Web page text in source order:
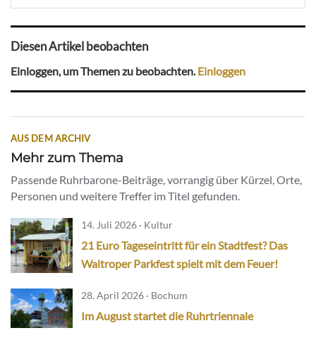
Diesen Artikel beobachten
Einloggen, um Themen zu beobachten.Einloggen
AUS DEM ARCHIV
Mehr zum Thema
Passende Ruhrbarone-Beiträge, vorrangig über Kürzel, Orte,
Personen und weitere Treffer im Titel gefunden.
14. Juli 2026 · Kultur
21 Euro Tageseintritt für ein Stadtfest? Das
Waltroper Parkfest spielt mit dem Feuer!
28. April 2026 · Bochum
Im August startet die Ruhrtriennale